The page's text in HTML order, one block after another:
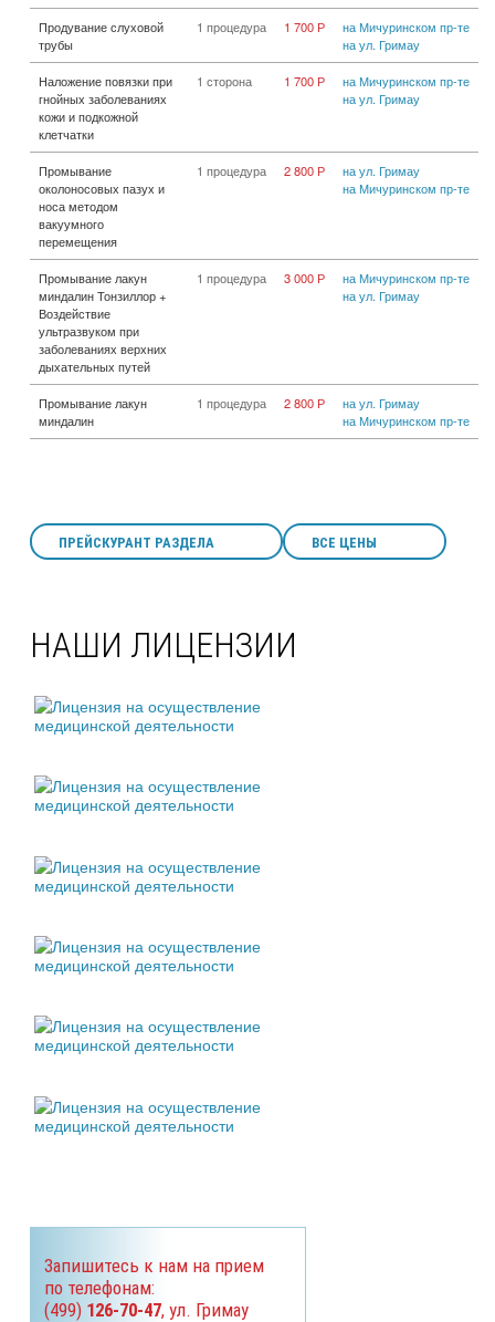
Продувание слуховой
трубы
1 процедура 1 700 Р
на Мичуринском пр-те
на ул. Гримау
Наложение повязки при
гнойных заболеваниях
кожи и подкожной
клетчатки
1 сторона 1 700 Р
на Мичуринском пр-те
на ул. Гримау
Промывание
околоносовых пазух и
носа методом
вакуумного
перемещения
1 процедура 2 800 Р
на ул. Гримау
на Мичуринском пр-те
Промывание лакун
миндалин Тонзиллор +
Воздействие
ультразвуком при
заболеваниях верхних
дыхательных путей
1 процедура 3 000 Р
на Мичуринском пр-те
на ул. Гримау
Промывание лакун
миндалин
1 процедура 2 800 Р
на ул. Гримау
на Мичуринском пр-те
ВСЕ ЦЕНЫ
ПРЕЙСКУРАНТ РАЗДЕЛА
НАШИ ЛИЦЕНЗИИ
Запишитесь к нам на прием
по телефонам:
(499) 126-70-47, ул. Гримау